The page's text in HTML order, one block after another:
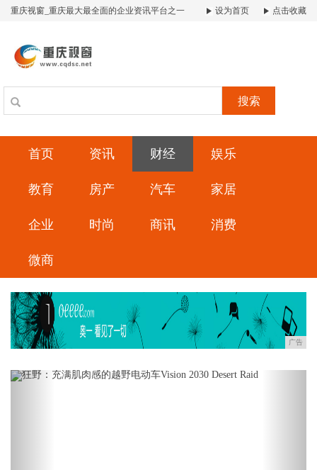
重庆视窗_重庆最大最全面的企业资讯平台之一 设为首页 点击收藏
搜索
首页 资讯 财经 娱乐
教育 房产 汽车 家居
企业 时尚 商讯 消费
微商
广告
Previous